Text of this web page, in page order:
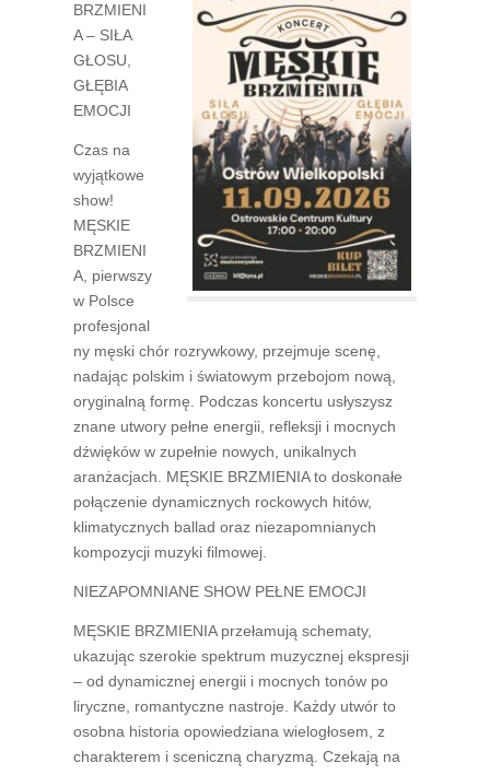
BRZMIENI
A – SIŁA
GŁOSU,
GŁĘBIA
EMOCJI
Czas na
wyjątkowe
show!
MĘSKIE
BRZMIENI
A , pierwszy
w Polsce
profesjonal
ny męski chór rozrywkowy, przejmuje scenę,
nadając polskim i światowym przebojom nową,
oryginalną formę. Podczas koncertu usłyszysz
znane utwory pełne energii, refleksji i mocnych
dźwięków w zupełnie nowych, unikalnych
aranżacjach. MĘSKIE BRZMIENIAto doskonałe
połączenie dynamicznych rockowych hitów,
klimatycznych ballad oraz niezapomnianych
kompozycji muzyki filmowej.
NIEZAPOMNIANE SHOW PEŁNE EMOCJI
MĘSKIE BRZMIENIAprzełamują schematy,
ukazując szerokie spektrum muzycznej ekspresji
– od dynamicznej energii i mocnych tonów po
liryczne, romantyczne nastroje. Każdy utwór to
osobna historia opowiedziana wielogłosem, z
charakterem i sceniczną charyzmą. Czekają na